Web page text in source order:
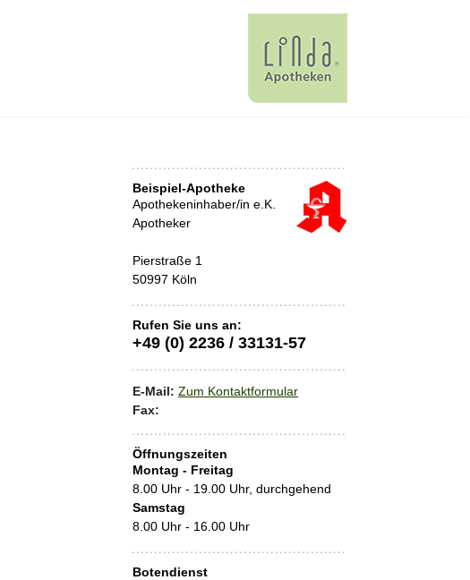
Beispiel-Apotheke
Apothekeninhaber/in e.K.
Apotheker
Pierstraße 1
50997 Köln
Rufen Sie uns an:
+49 (0) 2236 / 33131-57
E-Mail: Zum Kontaktformular
Fax:
Öffnungszeiten
Montag - Freitag
8.00 Uhr - 19.00 Uhr, durchgehend
Samstag
8.00 Uhr - 16.00 Uhr
Botendienst